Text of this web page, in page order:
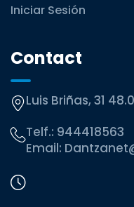
Iniciar Sesión
Contact
Luis Briñas, 31
Telf.: 944418563
Email: